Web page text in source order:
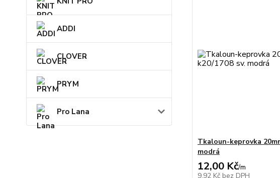
ADDI
CLOVER
PRYM
Pro Lana
Tkaloun-keprovka
modrá
12,00 Kč/m
9,92 Kč bez DPH